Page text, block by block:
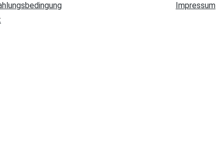
Impressum